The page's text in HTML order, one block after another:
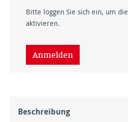
Bitte loggen Sie sich ein, um
aktivieren.
Anmelden
Beschreibung